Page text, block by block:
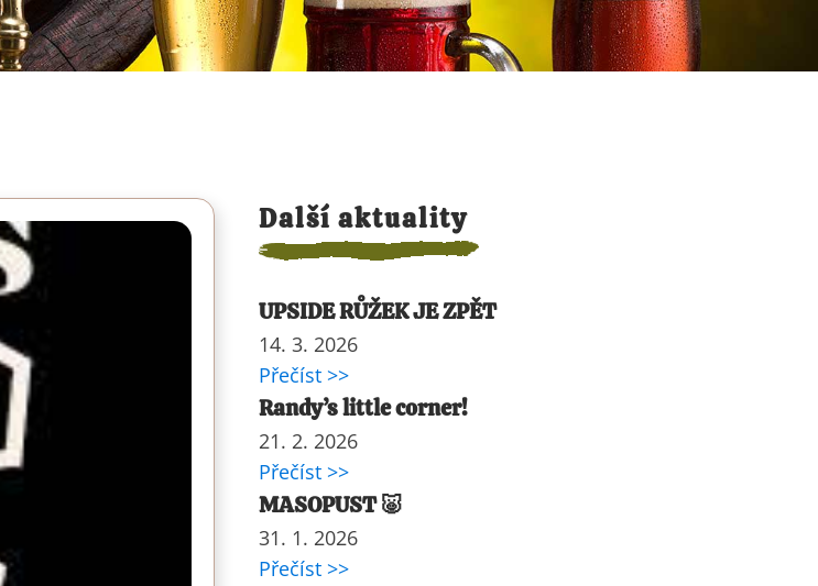
Další aktuality
UPSIDE RŮŽEK JE ZPĚT
14. 3. 2026
Přečíst >>
Randy’s little corner!
21. 2. 2026
Přečíst >>
MASOPUST 🐷
31. 1. 2026
Přečíst >>